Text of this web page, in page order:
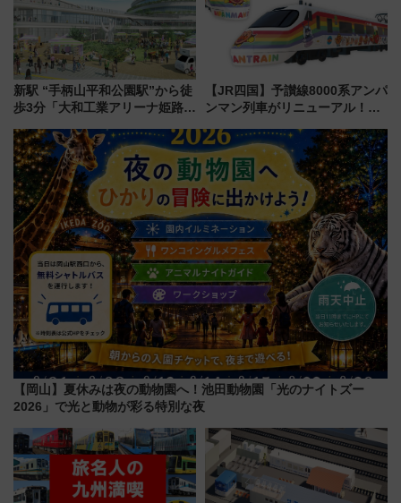
新駅 “手柄山平和公園駅”から徒
歩3分「大和工業アリーナ姫路」
大相撲巡業など 豪華イベントと
アクセス
【JR四国】予讃線8000系アンパ
ンマン列車がリニューアル！内
今年12月
【岡山】夏休みは夜の動物園へ！池田動物園「光のナイトズー
2026」で光と動物が彩る特別な夜